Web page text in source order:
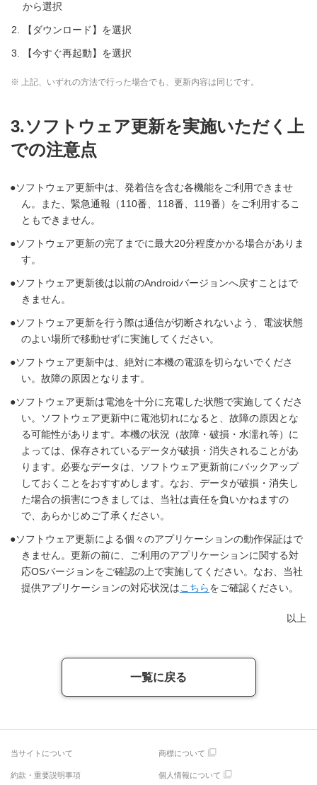
から選択
【ダウンロード】を選択
【今すぐ再起動】を選択
※ 上記、いずれの方法で行った場合でも、更新内容は同じです。
3.ソフトウェア更新を実施いただく上
での注意点
ソフトウェア更新中は、発着信を含む各機能をご利用できませ
ん。また、緊急通報（110番、118番、119番）をご利用するこ
ともできません。
ソフトウェア更新の完了までに最大20分程度かかる場合がありま
す。
ソフトウェア更新後は以前のAndroidバージョンへ戻すことはで
きません。
ソフトウェア更新を行う際は通信が切断されないよう、電波状態
のよい場所で移動せずに実施してください。
ソフトウェア更新中は、絶対に本機の電源を切らないでくださ
い。故障の原因となります。
ソフトウェア更新は電池を十分に充電した状態で実施してくださ
い。ソフトウェア更新中に電池切れになると、故障の原因とな
る可能性があります。本機の状況（故障・破損・水濡れ等）に
よっては、保存されているデータが破損・消失されることがあ
ります。必要なデータは、ソフトウェア更新前にバックアップ
しておくことをおすすめします。なお、データが破損・消失し
た場合の損害につきましては、当社は責任を負いかねますの
で、あらかじめご了承ください。
ソフトウェア更新による個々のアプリケーションの動作保証はで
きません。更新の前に、ご利用のアプリケーションに関する対
応OSバージョンをご確認の上で実施してください。なお、当社
提供アプリケーションの対応状況はこちらをご確認ください。
以上
一覧に戻る
当サイトについて 商標について
約款・重要説明事項 個人情報について